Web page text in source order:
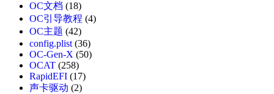
OC文档 (18)
OC引导教程 (4)
OC主题 (42)
config.plist(36)
OC-Gen-X (50)
OCAT (258)
RapidEFI (17)
声卡驱动 (2)